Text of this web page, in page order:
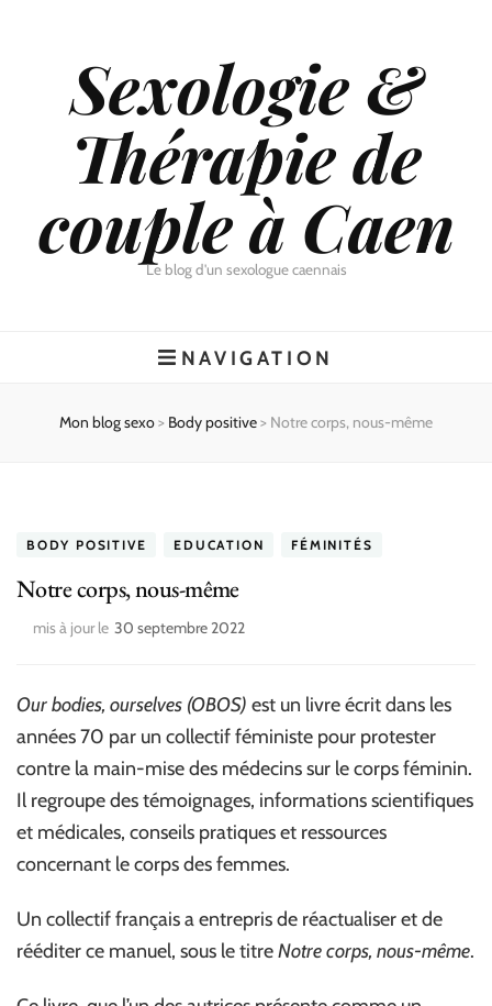
Sexologie &
Thérapie de
couple à Caen
Le blog d'un sexologue caennais
NAVIGATION
Mon blog sexo> Body positive> Notre corps, nous-même
BODY POSITIVE EDUCATION FÉMINITÉS
Notre corps, nous-même
mis à jour le 30 septembre 2022
Our bodies, ourselves (OBOS) est un livre écrit dans les
années 70 par un collectif féministe pour protester
contre la main-mise des médecins sur le corps féminin.
Il regroupe des témoignages, informations scientifiques
et médicales, conseils pratiques et ressources
concernant le corps des femmes.
Un collectif français a entrepris de réactualiser et de
rééditer ce manuel, sous le titreNotre corps, nous-même.